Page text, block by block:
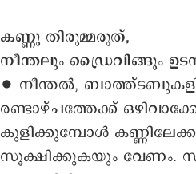
കണ്ണു തിരുമ്മരുത്,
നീന്തലും ഡ്രൈവിങ്ങും
∙ നീന്തൽ,
രണ്ടാഴ്ചത്തേക്ക്
കുളിക്കുമ്പോള്‍
സൂക്ഷിക്കുകയും വേണം.